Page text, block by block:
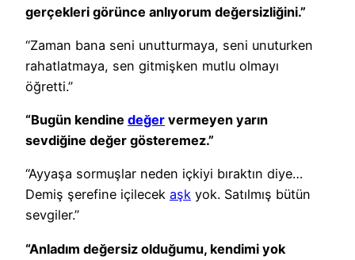
gerçekleri görünce anlıyorum değersizliğini.”
“Zaman bana seni unutturmaya, seni unuturken
rahatlatmaya, sen gitmişken mutlu olmayı
öğretti.”
“Bugün kendine değer vermeyen yarın
sevdiğine değer gösteremez.”
“Ayyaşa sormuşlar neden içkiyi bıraktın diye…
Demiş şerefine içilecek aşk yok. Satılmış bütün
sevgiler.”
“Anladım değersiz olduğumu, kendimi yok